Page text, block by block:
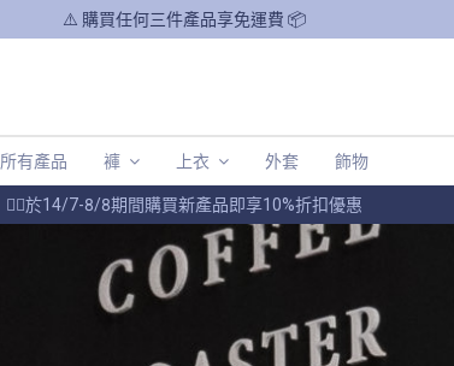
⚠️ 購買任何三件產品享免運費 📦
所有產品 褲 上衣 外套 飾物
❤️‍🔥於14/7-8/8期間購買新產品即享10%折扣優惠